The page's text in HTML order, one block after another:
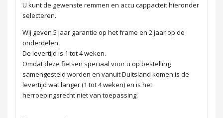
U kunt de gewenste remmen en accu cappacteit hieronder
selecteren.
Wij geven 5 jaar garantie op het frame en 2 jaar op de
onderdelen.
De levertijd is 1 tot 4 weken.
Omdat deze fietsen speciaal voor u op bestelling
samengesteld worden en vanuit Duitsland komen is de
levertijd wat langer (1 tot 4 weken) en is het
herroepingsrecht niet van toepassing.